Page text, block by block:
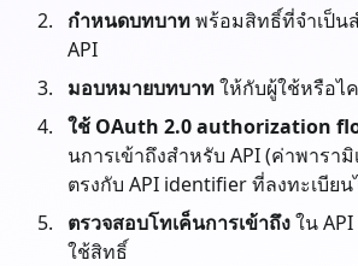
กำหนดบทบาทพร้อมสิทธิ์ที่จำเป็น
API
มอบหมายบทบาทให้กับผู้ใช้หรือไ
ใช้ OAuth 2.0 authorization
นการเข้าถึงสำหรับ API (ค่าพารา
ตรงกับ API identifier ที่ลงทะเบียน
ตรวจสอบโทเค็นการเข้าถึงใน
ใช้สิทธิ์